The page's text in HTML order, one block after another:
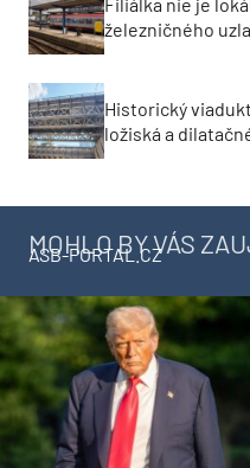
železničného
Historický
ložiská a
MOHLO BY VÁS
ASB-PORTAL.CZ